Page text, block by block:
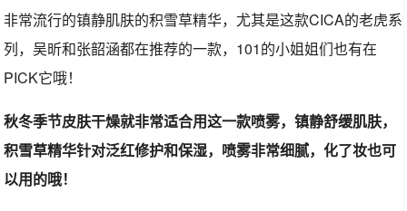
非常流行的镇静肌肤的积雪草精华，尤其是这款CICA的老虎系
列，吴昕和张韶涵都在推荐的一款，101的小姐姐们也有在
PICK它哦！
秋冬季节皮肤干燥就非常适合用这一款喷雾，镇静舒缓肌肤，
积雪草精华针对泛红修护和保湿，喷雾非常细腻，化了妆也可
以用的哦！